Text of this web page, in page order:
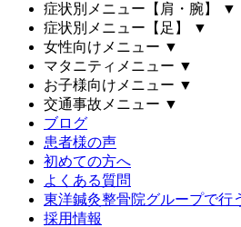
症状別メニュー【肩・腕】
▼
症状別メニュー【足】
▼
女性向けメニュー ▼
マタニティメニュー ▼
お子様向けメニュー ▼
交通事故メニュー ▼
ブログ
患者様の声
初めての方へ
よくある質問
東洋鍼灸整骨院グループで行
採用情報